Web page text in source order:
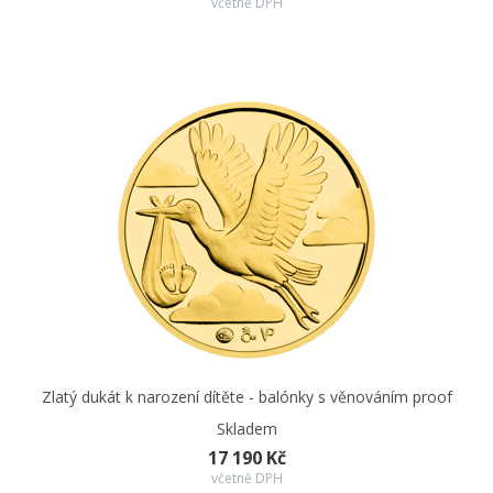
věnování a porodní údaje miminka.
Zlatý dukát k narození dítěte - balónky s věnováním proof
Skladem
17 190 Kč
včetně DPH